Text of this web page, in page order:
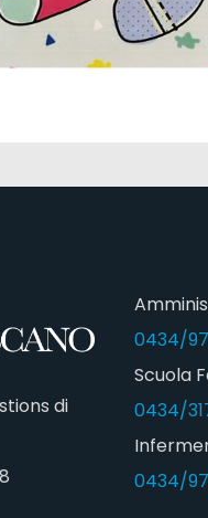
di
0434/
Scuola
0434/
0434/